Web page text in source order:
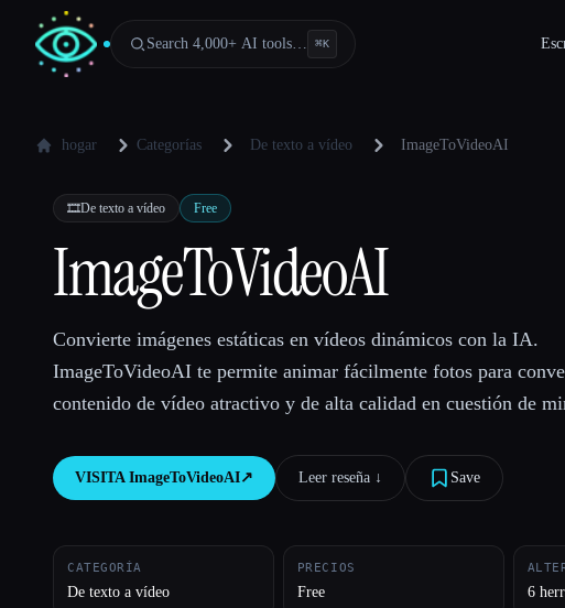
Search 4,000+ AI tools… ⌘K
hogar Categorías De texto a vídeo ImageToVideoAI
🎞️De texto a vídeo Free
ImageToVideoAI
Convierte imágenes estáticas en vídeos dinámicos con la IA.
ImageToVideoAI te permite animar fácilmente fotos para
contenido de vídeo atractivo y de alta calidad en cuestión de
VISITA ImageToVideoAI↗︎ Leer reseña ↓︎ Save
CATEGORÍA
De texto a vídeo
PRECIOS
Free 6